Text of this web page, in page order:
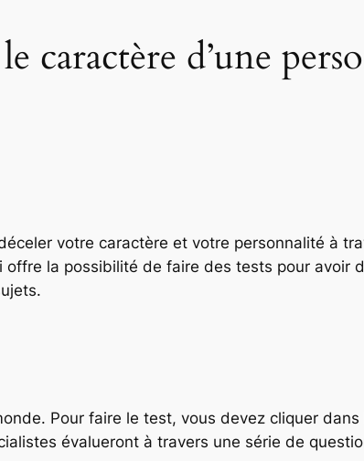
caractère d’une
votre caractère et votre personnalité à
la possibilité de faire des tests pour avoir
Pour faire le test, vous devez cliquer
évalueront à travers une série de